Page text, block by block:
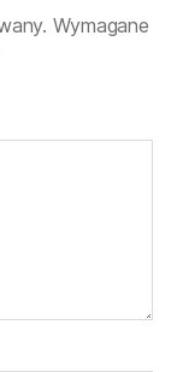
Wymagane